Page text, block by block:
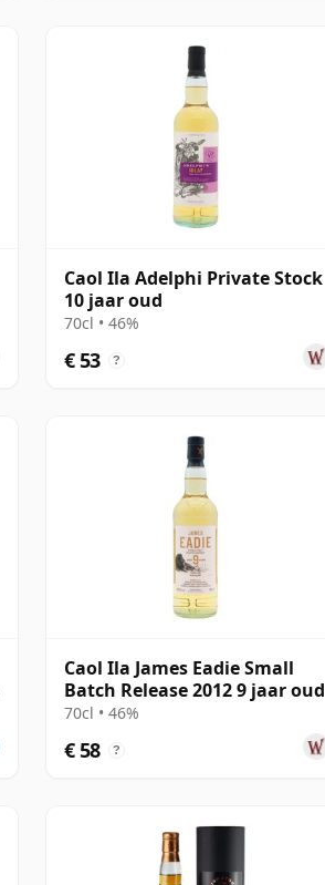
Caol Ila Adelphi Private Stock
10 jaar oud
70cl • 46%
€ 53 ?
Caol Ila James Eadie Small
Batch Release 2012 9 jaar oud
70cl • 46%
€ 58 ?